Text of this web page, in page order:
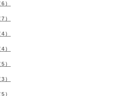
）
）
）
）
）
）
）